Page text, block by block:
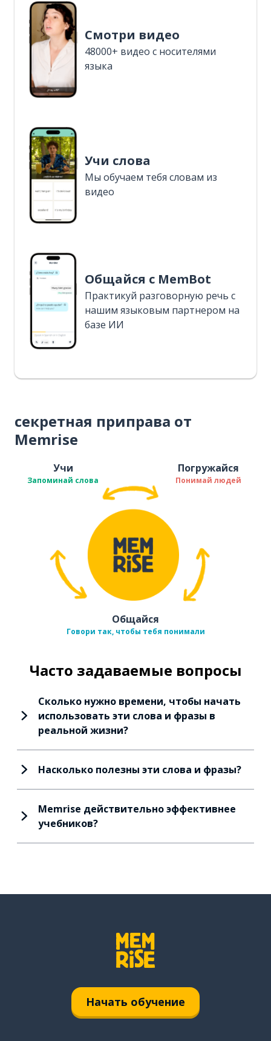
Смотри видео
48000+ видео с носителями
языка
Учи слова
Мы обучаем тебя словам из
видео
Общайся с MemBot
Практикуй разговорную речь с
нашим языковым партнером на
базе ИИ
секретная приправа от
Memrise
Учи
Запоминай слова
Погружайся
Понимай людей
Общайся
Говори так, чтобы тебя понимали
Часто задаваемые вопросы
Сколько нужно времени, чтобы начать
использовать эти слова и фразы в
реальной жизни?
Насколько полезны эти слова и фразы?
Memrise действительно эффективнее
учебников?
Начать обучение